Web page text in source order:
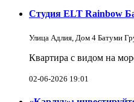
Студия ELT Rainbow
Улица Адлия, Дом 4 Батуми
Квартира с видом на
02-06-2026 19:01